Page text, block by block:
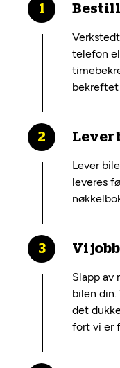
telefon
bekreftet
Lever
Lever
leveres
Vi
Slapp av
bilen
det
fort vi er